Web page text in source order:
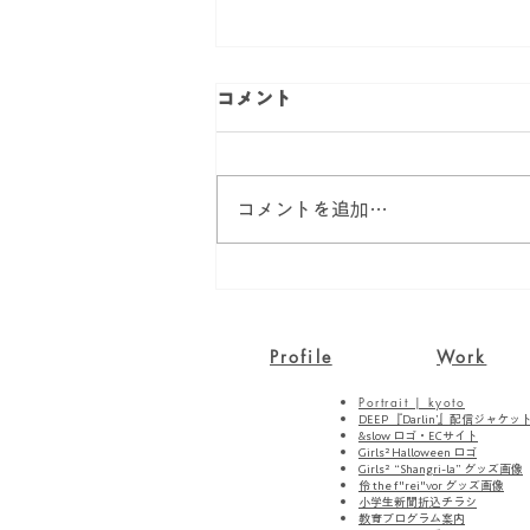
コメント
コメントを追加…
Profile Work
Portrait | kyoto
DEEP 『Darlin’』配信ジャケッ
&slow ロゴ・ECサイト
Girls² Halloween ロゴ
Girls² “Shangri-la” グッズ画像
伶 the f"rei"vor グッズ画像
小学生新聞折込チラシ
教育プログラム案内